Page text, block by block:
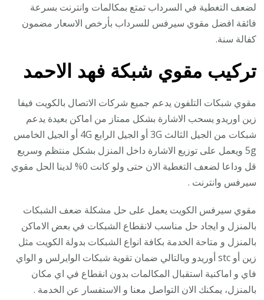
لضعف التغطية في السرداب تمتع بمكالمات وانترنت بسرعة
فائقة افضل مقوي سيرفس للسرداب بأرخص الاسعار مضمون
كفالة سنة.
تركيب مقوي شبكة فهد الاحمد
مقوي شبكات التلفون يدعم جميع شركات الاتصال بالكويت فيفا
زين اوريدو يسحب الاشارة بشكل ممتاز من اماكن بعيدة يدعم
شبكات من الجيل الثالث 3G أو الجيل الرابع 4G أو الجيل الخامس
5g ويعمل على توزيع الاشارة داخل المنزل بشكل منتظم وسريع
قل وداعا لضعف التغطية الان حتى ولو كانت 0% لدينا الحل مقوي
سيرفس وانترنت .
مقوي سيرفس الكويت يعمل على حل مشكلة ضعف الشبكات
بالمنزل و ايجاد حل مناسب لانقطاع الشبكات في بعض الاماكن
بالمنزل و متاحة الخدمة بكافة انواع الشبكات بدولة الكويت مثل
زين أو stc أوريدو وبالتالي ضمان تقوية شبكات الوايرلس و الواي
فاي و اماكنية استقبال المكالمات بدون انقطاع في اي مكان
بالمنزل، يمكنك الان التواصل معنا و الاستفسار عن الخدمة .